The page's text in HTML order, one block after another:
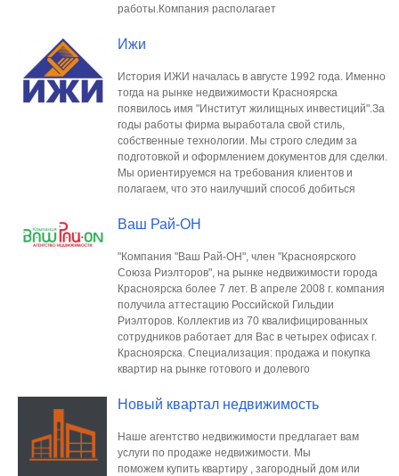
работы.Компания располагает
Ижи
История ИЖИ началась в августе 1992 года. Именно
тогда на рынке недвижимости Красноярска
появилось имя "Институт жилищных инвестиций".За
годы работы фирма выработала свой стиль,
собственные технологии. Мы строго следим за
подготовкой и оформлением документов для сделки.
Мы ориентируемся на требования клиентов и
полагаем, что это наилучший способ добиться
Ваш Рай-ОН
"Компания "Ваш Рай-ОН", член "Красноярского
Союза Риэлторов", на рынке недвижимости города
Красноярска более 7 лет. В апреле 2008 г. компания
получила аттестацию Российской Гильдии
Риэлторов. Коллектив из 70 квалифицированных
сотрудников работает для Вас в четырех офисах г.
Красноярска. Специализация: продажа и покупка
квартир на рынке готового и долевого
Новый квартал недвижимость
Наше агентство недвижимости предлагает вам
услуги по продаже недвижимости. Мы
поможем купить квартиру , загородный дом или